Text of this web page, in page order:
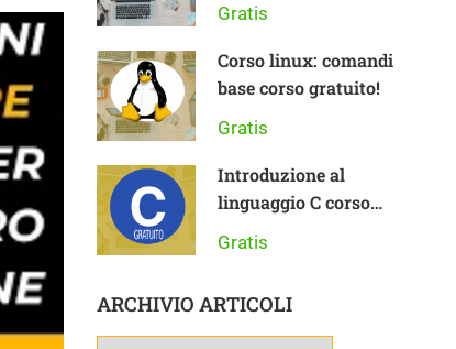
Gratis
Corso linux: comandi
base corso gratuito!
Gratis
Introduzione al
linguaggio C corso
gratuito
Gratis
ARCHIVIO ARTICOLI